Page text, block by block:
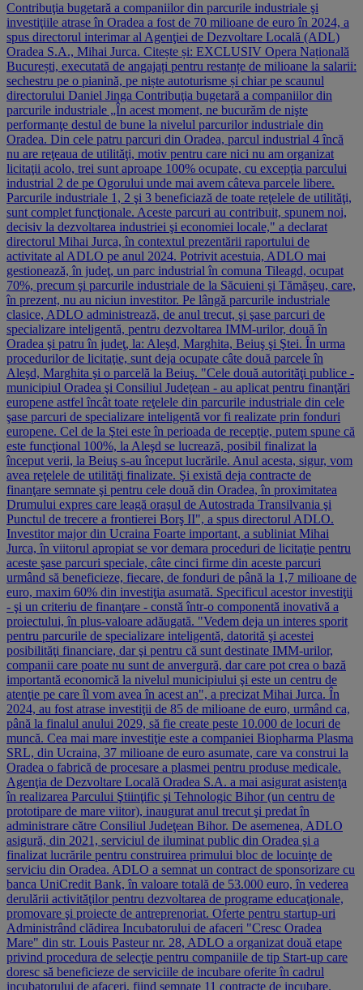
Contribuţia bugetară a companiilor din parcurile industriale şi
investiţiile atrase în Oradea a fost de 70 milioane de euro în 2024, a
spus directorul interimar al Agenţiei de Dezvoltare Locală (ADL)
Oradea S.A., Mihai Jurca. Citește și: EXCLUSIV Opera Națională
București, executată de angajați pentru restanțe de milioane la salarii:
sechestru pe o pianină, pe niște autoturisme și chiar pe scaunul
directorului Daniel Jinga Contribuţia bugetară a companiilor din
parcurile industriale „În acest moment, ne bucurăm de nişte
performanţe destul de bune la nivelul parcurilor industriale din
Oradea. Din cele patru parcuri din Oradea, parcul industrial 4 încă
nu are reţeaua de utilităţi, motiv pentru care nici nu am organizat
licitaţii acolo, trei sunt aproape 100% ocupate, cu excepţia parcului
industrial 2 de pe Ogorului unde mai avem câteva parcele libere.
Parcurile industriale 1, 2 şi 3 beneficiază de toate reţelele de utilităţi,
sunt complet funcţionale. Aceste parcuri au contribuit, spunem noi,
decisiv la dezvoltarea industriei şi economiei locale," a declarat
directorul Mihai Jurca, în contextul prezentării raportului de
activitate al ADLO pe anul 2024. Potrivit acestuia, ADLO mai
gestionează, în judeţ, un parc industrial în comuna Tileagd, ocupat
70%, precum şi parcurile industriale de la Săcuieni şi Tămăşeu, care,
în prezent, nu au niciun investitor. Pe lângă parcurile industriale
clasice, ADLO administrează, de anul trecut, şi şase parcuri de
specializare inteligentă, pentru dezvoltarea IMM-urilor, două în
Oradea şi patru în judeţ, la: Aleşd, Marghita, Beiuş şi Ştei. În urma
procedurilor de licitaţie, sunt deja ocupate câte două parcele în
Aleşd, Marghita şi o parcelă la Beiuş. "Cele două autorităţi publice -
municipiul Oradea şi Consiliul Judeţean - au aplicat pentru finanţări
europene astfel încât toate reţelele din parcurile industriale din cele
şase parcuri de specializare inteligentă vor fi realizate prin fonduri
europene. Cel de la Ştei este în perioada de recepţie, putem spune că
este funcţional 100%, la Aleşd se lucrează, posibil finalizat la
început verii, la Beiuş s-au început lucrările. Anul acesta, sigur, vom
avea reţelele de utilităţi finalizate. Şi există deja contracte de
finanţare semnate şi pentru cele două din Oradea, în proximitatea
Drumului expres care leagă oraşul de Autostrada Transilvania şi
Punctul de trecere a frontierei Borş II", a spus directorul ADLO.
Investitor major din Ucraina Foarte important, a subliniat Mihai
Jurca, în viitorul apropiat se vor demara proceduri de licitaţie pentru
aceste şase parcuri speciale, câte cinci firme din aceste parcuri
urmând să beneficieze, fiecare, de fonduri de până la 1,7 milioane de
euro, maxim 60% din investiţia asumată. Specificul acestor investiţii
- şi un criteriu de finanţare - constă într-o componentă inovativă a
proiectului, în plus-valoare adăugată. "Vedem deja un interes sporit
pentru parcurile de specializare inteligentă, datorită şi acestei
posibilităţi financiare, dar şi pentru că sunt destinate IMM-urilor,
companii care poate nu sunt de anvergură, dar care pot crea o bază
importantă economică la nivelul municipiului şi este un centru de
atenţie pe care îl vom avea în acest an", a precizat Mihai Jurca. În
2024, au fost atrase investiţii de 85 de milioane de euro, urmând ca,
până la finalul anului 2029, să fie create peste 10.000 de locuri de
muncă. Cea mai mare investiţie este a companiei Biopharma Plasma
SRL, din Ucraina, 37 milioane de euro asumate, care va construi la
Oradea o fabrică de procesare a plasmei pentru produse medicale.
Agenţia de Dezvoltare Locală Oradea S.A. a mai asigurat asistenţa
în realizarea Parcului Ştiinţific şi Tehnologic Bihor (un centru de
prototipare de mare viitor), inaugurat anul trecut şi predat în
administrare către Consiliul Judeţean Bihor. De asemenea, ADLO
asigură, din 2021, serviciul de iluminat public din Oradea şi a
finalizat lucrările pentru construirea primului bloc de locuinţe de
serviciu din Oradea. ADLO a semnat un contract de sponsorizare cu
banca UniCredit Bank, în valoare totală de 53.000 euro, în vederea
derulării activităţilor pentru dezvoltarea de programe educaţionale,
promovare şi proiecte de antreprenoriat. Oferte pentru startup-uri
Administrând clădirea Incubatorului de afaceri "Cresc Oradea
Mare" din str. Louis Pasteur nr. 28, ADLO a organizat două etape
privind procedura de selecţie pentru companiile de tip Start-up care
doresc să beneficieze de serviciile de incubare oferite în cadrul
incubatorului de afaceri, fiind semnate 11 contracte de incubare.